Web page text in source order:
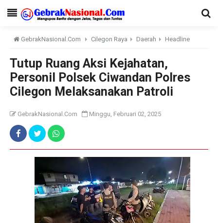
GebrakNasional.Com Cilegon Raya Daerah Headline
Tutup Ruang Aksi Kejahatan,
Personil Polsek Ciwandan Polres
Cilegon Melaksanakan Patroli
GebrakNasional.Com Minggu, Februari 02, 2025